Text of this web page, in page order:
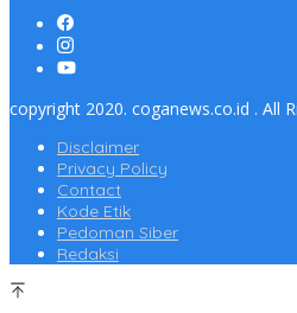
copyright 2020. coganews.co.id . All
Disclaimer
Privacy Policy
Contact
Kode Etik
Pedoman Siber
Redaksi